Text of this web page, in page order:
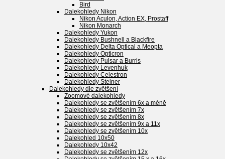
Bird
Dalekohledy Nikon
Nikon Aculon, Action EX, Prostaff
Nikon Monarch
Dalekohledy Yukon
Dalekohledy Bushnell a Blackfire
Dalekohledy Delta Optical a Meopta
Dalekohledy Opticron
Dalekohledy Pulsar a Burris
Dalekohledy Levenhuk
Dalekohledy Celestron
Dalekohledy Steiner
Dalekohledy dle zvětšení
Zoomové dalekohledy
Dalekohledy se zvětšením 6x a méně
Dalekohledy se zvětšením 7x
Dalekohledy se zvětšením 8x
Dalekohledy se zvětšením 9x a 11x
Dalekohledy se zvětšením 10x
Dalekohled 10x50
Dalekohledy 10x42
Dalekohledy se zvětšením 12x